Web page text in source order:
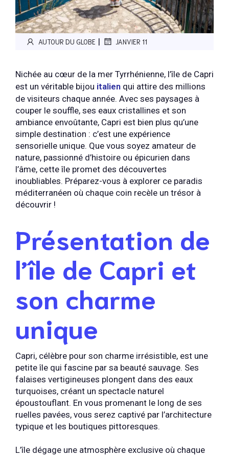
AUTOUR DU GLOBE | JANVIER 11
Nichée au cœur de la mer Tyrrhénienne, l’île de Capri
est un véritable bijou italien qui attire des millions
de visiteurs chaque année. Avec ses paysages à
couper le souffle, ses eaux cristallines et son
ambiance envoûtante, Capri est bien plus qu’une
simple destination : c’est une expérience
sensorielle unique. Que vous soyez amateur de
nature, passionné d’histoire ou épicurien dans
l’âme, cette île promet des découvertes
inoubliables. Préparez-vous à explorer ce paradis
méditerranéen où chaque coin recèle un trésor à
découvrir !
Présentation de
l’île de Capri et
son charme
unique
Capri, célèbre pour son charme irrésistible, est une
petite île qui fascine par sa beauté sauvage. Ses
falaises vertigineuses plongent dans des eaux
turquoises, créant un spectacle naturel
époustouflant. En vous promenant le long de ses
ruelles pavées, vous serez captivé par l’architecture
typique et les boutiques pittoresques.
L’île dégage une atmosphère exclusive où chaque